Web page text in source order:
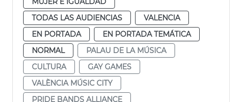
TODAS LAS AUDIENCIAS
VALENCIA
EN PORTADA
EN PORTADA TEMÁTICA
NORMAL
PALAU DE LA MÚSICA
CULTURA
GAY GAMES
VALÈNCIA MÚSIC CITY
PRIDE BANDS ALLIANCE